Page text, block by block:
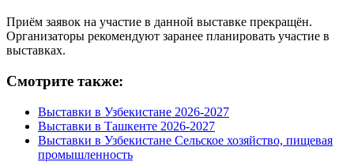
Приём заявок на участие в данной выставке прекращён.
Организаторы рекомендуют заранее планировать участие в
выставках.
Смотрите также:
Выставки в Узбекистане 2026-2027
Выставки в Ташкенте 2026-2027
Выставки в Узбекистане Сельское хозяйство, пищевая
промышленность